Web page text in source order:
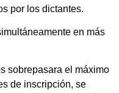
por los dictantes.
en más
sobrepasara el máximo
de inscripción, se